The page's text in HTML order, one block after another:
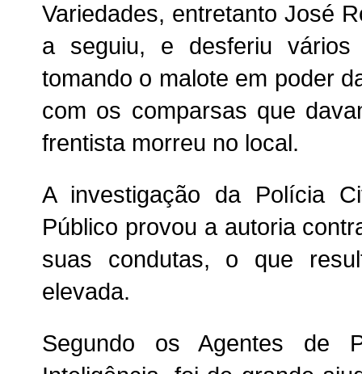
Variedades, entretanto José
a seguiu, e desferiu
tomando o malote em poder
com os comparsas que
frentista morreu no local.
A investigação da Polícia
Público provou a autoria
suas condutas, o que
elevada.
Segundo os Agentes de